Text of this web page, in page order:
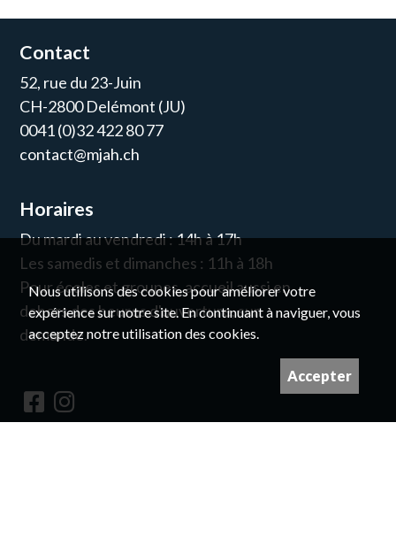
Contact
52, rue du 23-Juin
CH-2800 Delémont (JU)
0041 (0)32 422 80 77
contact@mjah.ch
Horaires
Du mardi au vendredi : 14h à 17h
Les samedis et dimanches : 11h à 18h
Pour écoles et groupes, accueil aussi en
dehors des heures d'ouverture, sur
demande.
Nous utilisons des cookies pour améliorer votre
expérience sur notre site. En continuant à naviguer, vous
acceptez notre utilisation des cookies.
Accepter